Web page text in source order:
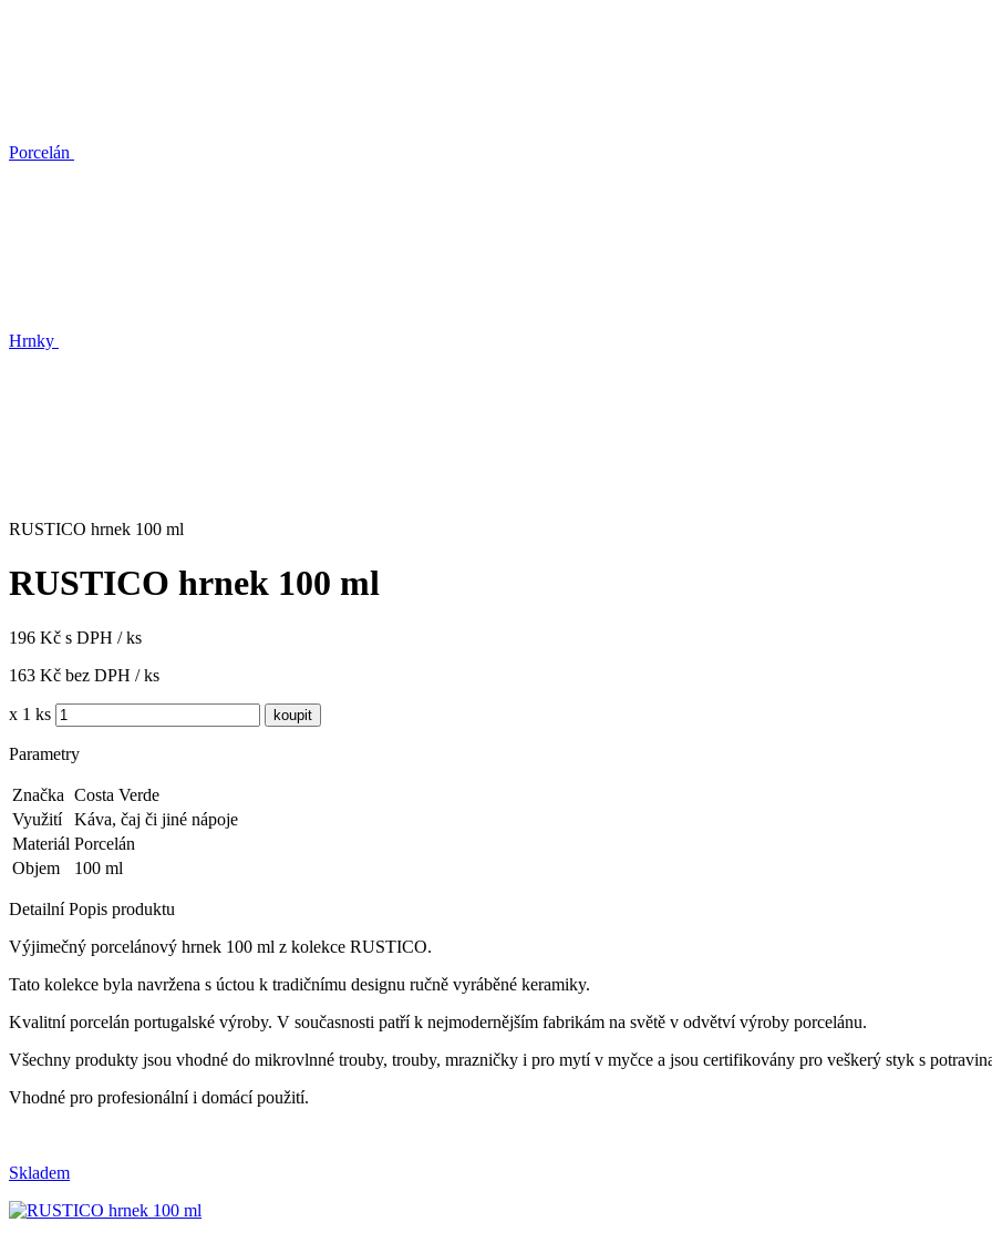
Porcelán
Hrnky
RUSTICO hrnek 100 ml
RUSTICO hrnek 100 ml
196 Kč s DPH / ks
163 Kč bez DPH / ks
x 1 ks
Parametry
Značka Costa Verde
Využití
Káva, čaj či jiné nápoje
Materiál Porcelán
Objem
100 ml
Detailní Popis produktu
Výjimečný porcelánový hrnek 100 ml z kolekce RUSTICO.
Tato kolekce byla navržena s úctou k tradičnímu designu ručně vyráběné keramiky.
Kvalitní porcelán portugalské výroby. V současnosti patří k nejmodernějším fabrikám na světě v odvětví výroby porcelánu.
Všechny produkty jsou vhodné do mikrovlnné trouby, trouby, mrazničky i pro mytí v myčce a jsou certifikovány pro veškerý styk s
Vhodné pro profesionální i domácí použití.
Skladem